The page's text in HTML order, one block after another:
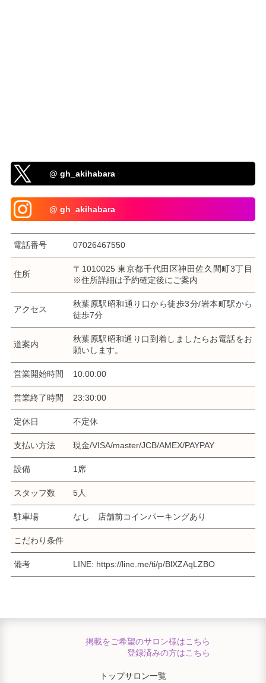
@ gh_akihabara
@ gh_akihabara
電話番号 07026467550
住所
〒1010025 東京都千代田区神田佐久間町3丁目
※住所詳細は予約確定後にご案内
アクセス
秋葉原駅昭和通り口から徒歩3分/岩本町駅から
徒歩7分
道案内
秋葉原駅昭和通り口到着しましたらお電話をお
願いします。
営業開始時間 10:00:00
営業終了時間 23:30:00
定休日 不定休
支払い方法 現金/VISA/master/JCB/AMEX/PAYPAY
設備 1席
スタッフ数 5人
駐車場 なし 店舗前コインパーキングあり
こだわり条件
備考 LINE: https://line.me/ti/p/BlXZAqLZBO
掲載をご希望のサロン様はこちら
登録済みの方はこちら
トップサロン一覧